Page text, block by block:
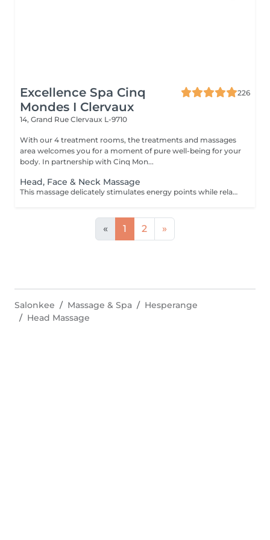
Excellence Spa Cinq
Mondes I Clervaux
226
14, Grand Rue Clervaux L-9710
With our 4 treatment rooms, the treatments and massages
area welcomes you for a moment of pure well-being for your
body. In partnership with Cinq Mon...
Head, Face & Neck Massage
This massage delicately stimulates energy points while relaxing facial muscles. It releases deep tension in the neck, offering a moment of profound well-being and complete harmony. The duration of the treatment (30min) includes setup and the relaxation time built into our services (10 min).
« 1 2 »
Salonkee Massage & Spa
Hesperange
Head Massage